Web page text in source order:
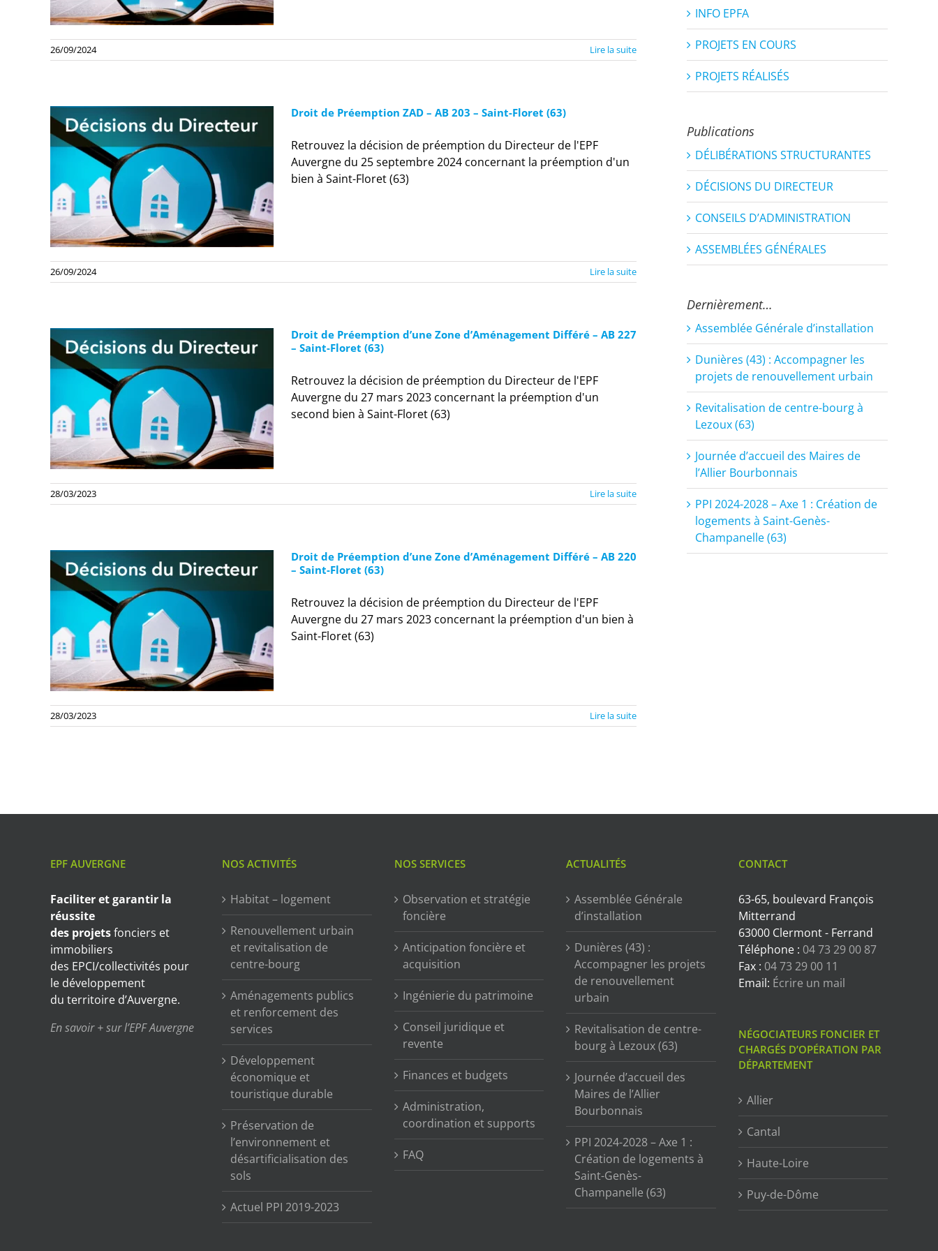
26/09/2024 Lire la suite
Droit de Préemption ZAD – AB 203 – Saint-Floret (63)
Retrouvez la décision de préemption du Directeur de l'EPF
Auvergne du 25 septembre 2024 concernant la préemption d'un
bien à Saint-Floret (63)
26/09/2024 Lire la suite
Droit de Préemption d’une Zone d’Aménagement Différé – AB 227
– Saint-Floret (63)
Retrouvez la décision de préemption du Directeur de l'EPF
Auvergne du 27 mars 2023 concernant la préemption d'un
second bien à Saint-Floret (63)
28/03/2023 Lire la suite
Droit de Préemption d’une Zone d’Aménagement Différé – AB 220
– Saint-Floret (63)
Retrouvez la décision de préemption du Directeur de l'EPF
Auvergne du 27 mars 2023 concernant la préemption d'un bien à
Saint-Floret (63)
28/03/2023 Lire la suite
INFO EPFA
PROJETS EN COURS
PROJETS RÉALISÉS
Publications
DÉLIBÉRATIONS STRUCTURANTES
DÉCISIONS DU DIRECTEUR
CONSEILS D’ADMINISTRATION
ASSEMBLÉES GÉNÉRALES
Dernièrement…
Assemblée Générale d’installation
Dunières (43) : Accompagner les
projets de renouvellement urbain
Revitalisation de centre-bourg à
Lezoux (63)
Journée d’accueil des Maires de
l’Allier Bourbonnais
PPI 2024-2028 – Axe 1 : Création de
logements à Saint-Genès-
Champanelle (63)
EPF AUVERGNE
Faciliter et garantir la
réussite
des projetsfonciers et
immobiliers
des EPCI/collectivités pour
le développement
du territoire d’Auvergne.
En savoir + sur l’EPF Auvergne
NOS ACTIVITÉS
Habitat – logement
Renouvellement urbain
et revitalisation de
centre-bourg
Aménagements publics
et renforcement des
services
Développement
économique et
touristique durable
Préservation de
l’environnement et
désartificialisation des
sols
Actuel PPI 2019-2023
NOS SERVICES
Observation et stratégie
foncière
Anticipation foncière et
acquisition
Ingénierie du patrimoine
Conseil juridique et
revente
Finances et budgets
Administration,
coordination et supports
FAQ
ACTUALITÉS
Assemblée Générale
d’installation
Dunières (43) :
Accompagner les projets
de renouvellement
urbain
Revitalisation de centre-
bourg à Lezoux (63)
Journée d’accueil des
Maires de l’Allier
Bourbonnais
PPI 2024-2028 – Axe 1 :
Création de logements à
Saint-Genès-
Champanelle (63)
CONTACT
63-65, boulevard François
Mitterrand
63000 Clermont - Ferrand
Téléphone : 04 73 29 00 87
Fax : 04 73 29 00 11
Email: Écrire un mail
NÉGOCIATEURS FONCIER ET
CHARGÉS D’OPÉRATION PAR
DÉPARTEMENT
Allier
Cantal
Haute-Loire
Puy-de-Dôme